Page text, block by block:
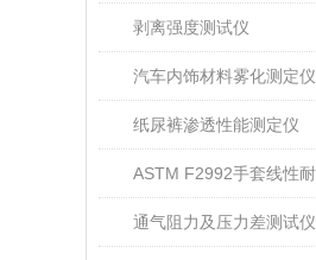
剥离强度测试仪
汽车内饰材料雾化测定仪
纸尿裤渗透性能测定仪
通气阻力及压力差测试仪